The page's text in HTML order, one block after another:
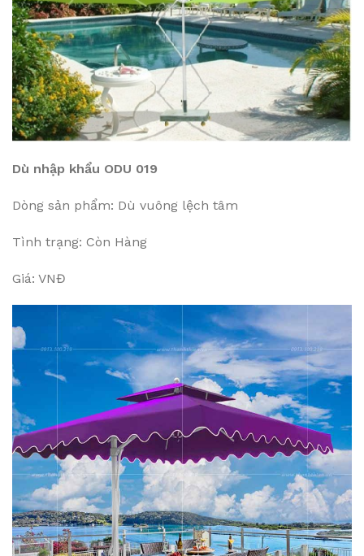
Dù nhập khẩu ODU 019
Dòng sản phẩm: Dù vuông lệch tâm
Tình trạng: Còn Hàng
Giá: VNĐ